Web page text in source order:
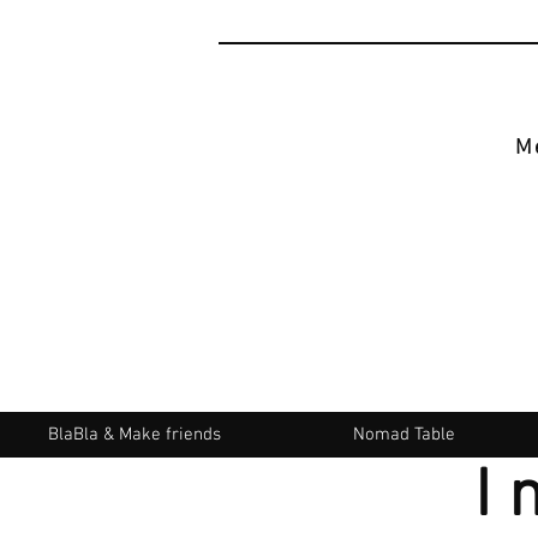
BlaBla & Make friends Nomad Table
I